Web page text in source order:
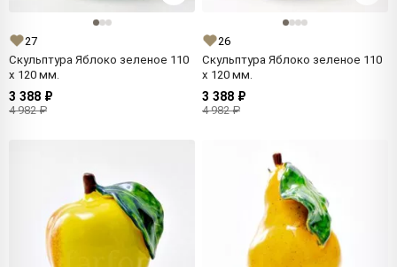
27
Скульптура Яблоко зеленое 110
x 120 мм.
3 388 ₽
4 982 ₽
26
Скульптура Яблоко зеленое 110
x 120 мм.
3 388 ₽
4 982 ₽